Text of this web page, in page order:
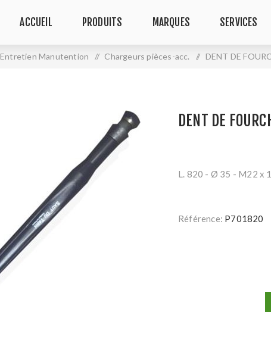
ACCUEIL PRODUITS MARQUES SERVICES
Entretien Manutention / Chargeurs pièces-acc. / DENT DE
DENT DE
L. 820 - Ø 35 - M22 x
Référence: P701820